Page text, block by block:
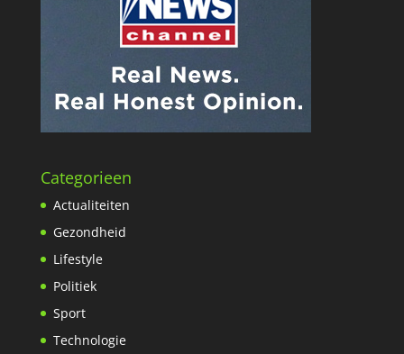
Categorieen
Actualiteiten
Gezondheid
Lifestyle
Politiek
Sport
Technologie